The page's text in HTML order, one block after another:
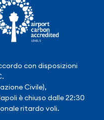
con disposizioni
Civile),
è chiuso dalle 22:30
ritardo voli.